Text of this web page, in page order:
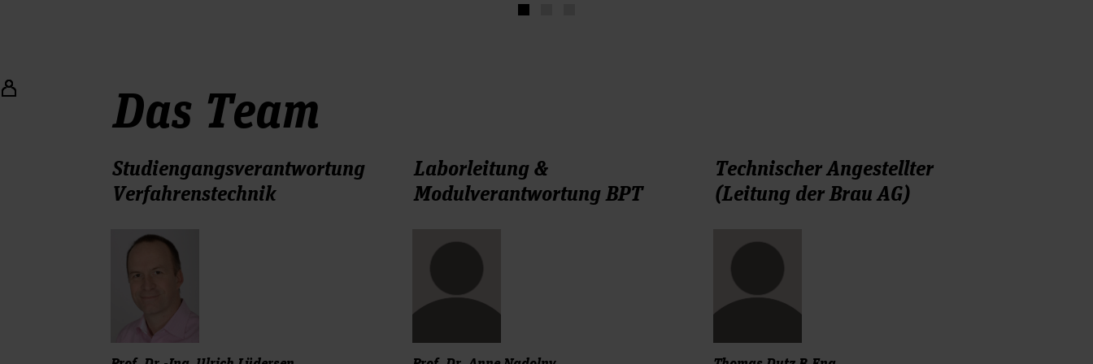
Das Team
Studiengangsverantwortung
Verfahrenstechnik
Laborleitung &
Modulverantwortung BPT
Technischer Angestellter
(Leitung der Brau AG)